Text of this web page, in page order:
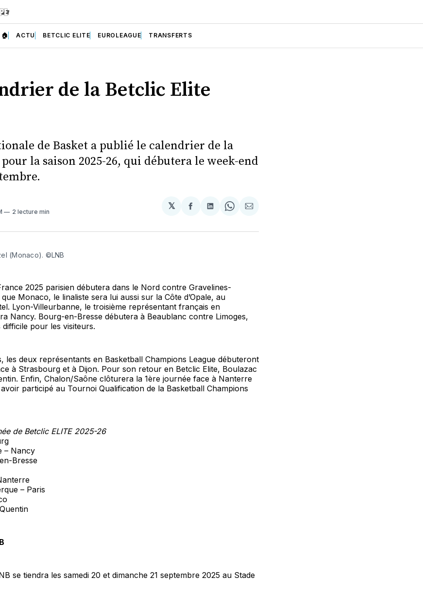
🏠 ACTU BETCLIC ELITE EUROLEAGUE TRANSFERTS
de la Betclic Elite
de Basket a publié le calendrier de la
la saison 2025-26, qui débutera le week-end
2 lecture min
𝕏
Partager
Facebook
Partager
LinkedIn
Share
WhatsApp
Partager
Courriel
(Monaco). ©LNB
2025 parisien débutera dans le Nord contre Gravelines-
Monaco, le linaliste sera lui aussi sur la Côte d’Opale, au
Lyon-Villeurbanne, le troisième représentant français en
Nancy. Bourg-en-Bresse débutera à Beaublanc contre Limoges,
pour les visiteurs.
les deux représentants en Basketball Champions League débuteront
à Strasbourg et à Dijon. Pour son retour en Betclic Elite, Boulazac
Enfin, Chalon/Saône clôturera la 1ère journée face à Nanterre
participé au Tournoi Qualification de la Basketball Champions
de Betclic ELITE 2025-26
– Nancy
Bresse
– Paris
se tiendra les samedi 20 et dimanche 21 septembre 2025 au Stade